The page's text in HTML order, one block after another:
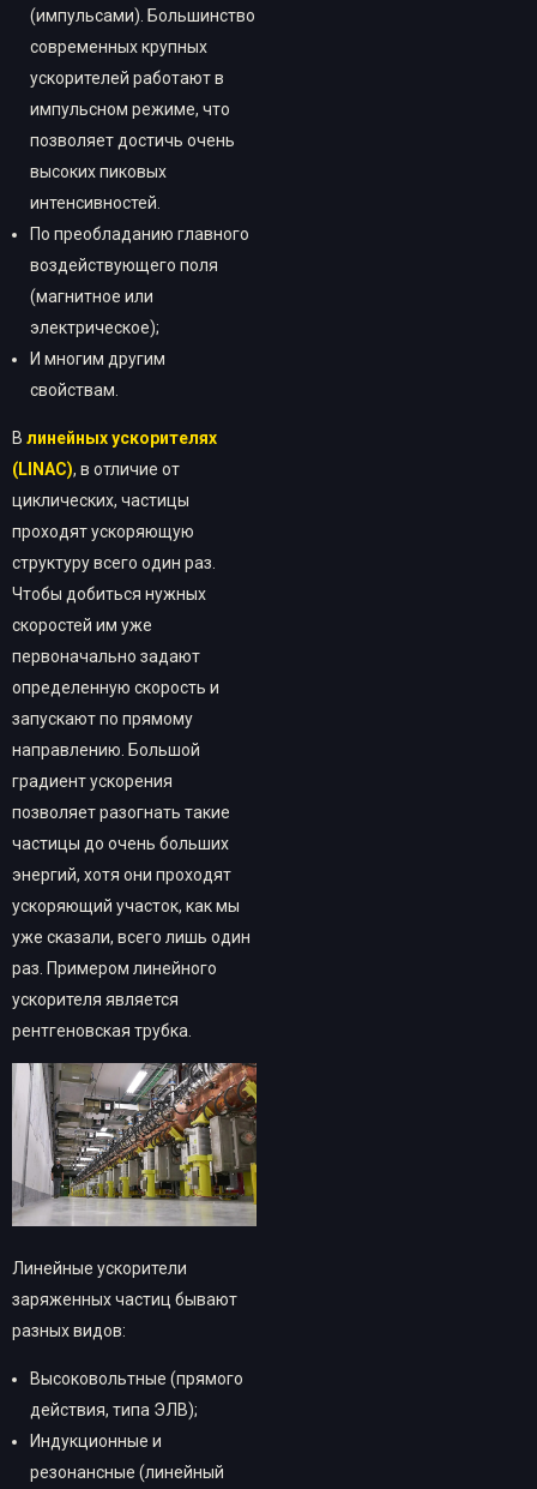
(импульсами). Большинство
современных крупных
ускорителей работают в
импульсном режиме, что
позволяет достичь очень
высоких пиковых
интенсивностей.
По преобладанию главного
воздействующего поля
(магнитное или
электрическое);
И многим другим
свойствам.
В линейных ускорителях
(LINAC), в отличие от
циклических, частицы
проходят ускоряющую
структуру всего один раз.
Чтобы добиться нужных
скоростей им уже
первоначально задают
определенную скорость и
запускают по прямому
направлению. Большой
градиент ускорения
позволяет разогнать такие
частицы до очень больших
энергий, хотя они проходят
ускоряющий участок, как мы
уже сказали, всего лишь один
раз. Примером линейного
ускорителя является
рентгеновская трубка.
Линейные ускорители
заряженных частиц бывают
разных видов:
Высоковольтные (прямого
действия, типа ЭЛВ);
Индукционные и
резонансные (линейный